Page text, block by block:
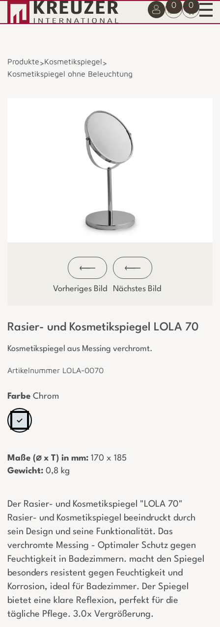
0 0
Produkte>Kosmetikspiegel>
Kosmetikspiegel ohne Beleuchtung
Vorheriges Bild Nächstes Bild
Rasier- und Kosmetikspiegel LOLA 70
Kosmetikspiegel aus Messing verchromt.
Artikelnummer LOLA-0070
Farbe Chrom
Maße (⌀ x T) in mm: ­ 170 x 185
Gewicht: ­ 0,8 kg
Der Rasier- und Kosmetikspiegel "LOLA 70"
Rasier- und Kosmetikspiegel beeindruckt durch
sein Design und seine Funktionalität. Das
verchromte Messing - Optimaler Schutz gegen
Feuchtigkeit in Badezimmern. macht den Spiegel
besonders resistent gegen Feuchtigkeit und
Korrosion, ideal für Badezimmer. Der Spiegel
bietet eine klare Reflexion, perfekt für die
tägliche Pflege. 3.0x Vergrößerung.